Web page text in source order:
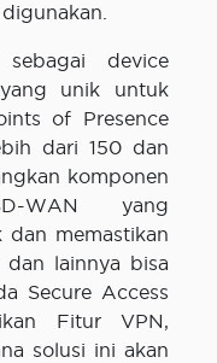
device
unik untuk
of Presence
dari 150 dan
komponen
WAN yang
dan memastikan
lainnya bisa
Secure Access
Fitur VPN,
solusi ini akan